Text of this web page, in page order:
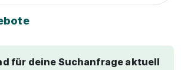
für deine Suchanfrage aktuell